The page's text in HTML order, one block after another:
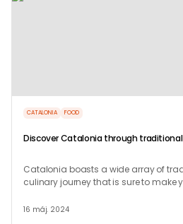
CATALONIA FOOD
Discover Catalonia through
Catalonia boasts a wide array of
culinary journey that is sure to make
16 máj. 2024